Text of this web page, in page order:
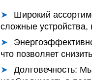
Широкий
сложные
что позволяет
Долговечность: Мы